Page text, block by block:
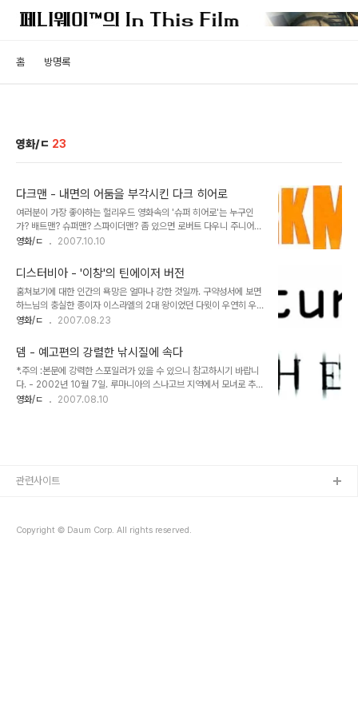
홈 방명록
영화/ㄷ 23
다크맨 - 내면의 어둠을 부각시킨 다크 히어로
여러분이 가장 좋아하는 헐리우드 영화속의 '슈퍼 히어로'는 누구인
가? 배트맨? 슈퍼맨? 스파이더맨? 좀 있으면 로버트 다우니 주니어가
주연을 맡은 [아이언맨]도 등장할 판이니, 선택의 폭은 갈수록 넓어져
'배트맨'을 가장 좋아한다. 영웅의 화려한 이면에 감춰진 인간적인 고
뇌가 가장 잘 살아난 캐릭터이니 만큼 그 진지하고 어두움에 매력을 느
끼는 것인가 보다. 이 점에 있어서는 샘 레이미 감독이 보여준 '스파이
더맨'도 크게 다를 것은 없다. 간간히 터지는 웃음과 유머가 특징이긴
하지만 '위대한 힘에는 그만큼의 책임이 뒤따른다'는 명제를 적절히 사
은 사람들에게 공감을 주었다. ..
영화/ㄷ 2007.10.10
디스터비아 - '이창'의 틴에이저 버전
훔쳐보기에 대한 인간의 욕망은 얼마나 강한 것일까. 구약성서에 보면
하느님의 충실한 종이자 이스라엘의 2대 왕이었던 다윗이 우연히 우
리아의 아내인 밧세바의 목욕장면을 훔쳐보게 되는 사건이 언급된다.
고, 나중엔 남편인 우리아까지 살해하는 범죄를 저지르게 되어 다윗의
인생에 커다란 오점을 남기고야 만다. 이렇듯 누군가를 훔쳐본다는 것
에 대한 강렬한 유혹은 뿌리치기 힘든 인간의 일탈된 본능이기도 하다.
훔쳐본다는 것. 뿌리칠 수 없는 강렬한 유혹이자 도덕적 범죄 스릴러
영화의 1인자인 알프레드 히치콕 감독은 [이창],[싸이코],[현기증]으로
영화/ㄷ 2007.08.23
뎀 - 예고편의 강렬한 낚시질에 속다
*.주의 :본문에 강력한 스포일러가 있을 수 있으니 참고하시기 바랍니
다. - 2002년 10월 7일. 루마니아의 스나고브 지역에서 모녀로 추정
되는 여자 사체 2구와 심하게 파손되어 있는 차량 한 대가 발견되었다.
숲 속 저택에서 살고 있는 젊은 연인들로 밝혀졌다. 경찰은 비슷한 장
영화/ㄷ 2007.08.10
Copyright © Daum Corp. All rights reserved.
관련사이트